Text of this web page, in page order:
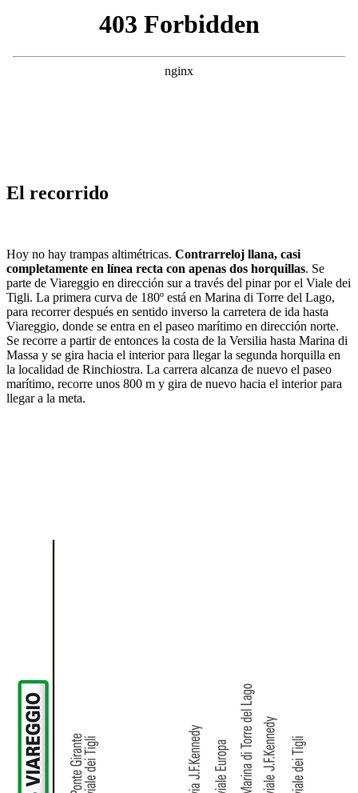
El recorrido
Hoy no hay trampas altimétricas. Contrarreloj llana, casi
completamente en línea recta con apenas dos horquillas. Se
parte de Viareggio en dirección sur a través del pinar por el Viale dei
Tigli. La primera curva de 180º está en Marina di Torre del Lago,
para recorrer después en sentido inverso la carretera de ida hasta
Viareggio, donde se entra en el paseo marítimo en dirección norte.
Se recorre a partir de entonces la costa de la Versilia hasta Marina di
Massa y se gira hacia el interior para llegar la segunda horquilla en
la localidad de Rinchiostra. La carrera alcanza de nuevo el paseo
marítimo, recorre unos 800 m y gira de nuevo hacia el interior para
llegar a la meta.